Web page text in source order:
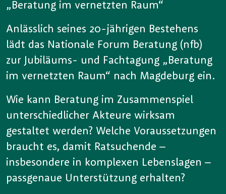
„Beratung im vernetzten Raum“
Anlässlich seines 20-jährigen Bestehens
lädt das Nationale Forum Beratung (nfb)
zur Jubiläums- und Fachtagung „Beratung
im vernetzten Raum“ nach Magdeburg ein.
Wie kann Beratung im Zusammenspiel
unterschiedlicher Akteure wirksam
gestaltet werden? Welche Voraussetzungen
braucht es, damit Ratsuchende –
insbesondere in komplexen Lebenslagen –
passgenaue Unterstützung erhalten?